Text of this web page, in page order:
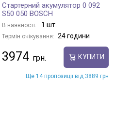
Стартерний акумулятор 0 092
S50 050 BOSCH
В наявності: 1 шт.
Термін очікування: 24 години
3974 КУПИТИ
Ще 14 пропозиції від 3889 грн